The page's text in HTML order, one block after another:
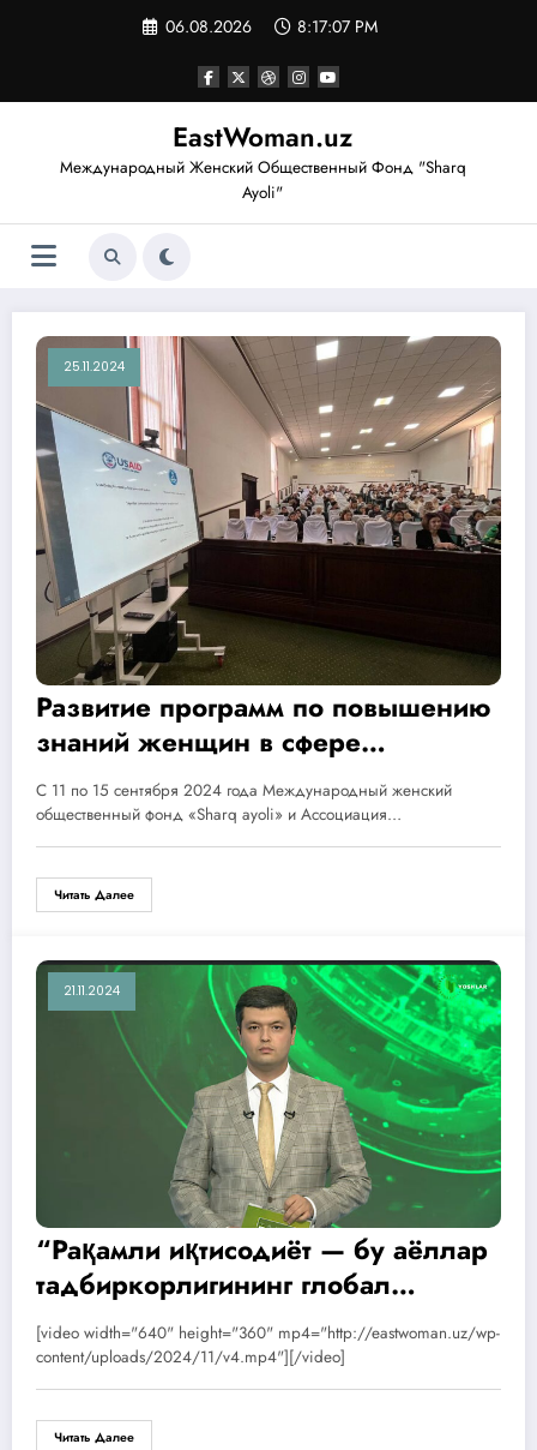
06.08.2026 8:17:08 PM
EastWoman.uz
Международный Женский Общественный Фонд "Sharq
Ayoli"
25.11.2024
Развитие программ по повышению
знаний женщин в сфере
электронной коммерции
Бухарской области
С 11 по 15 сентября 2024 года Международный женский
общественный фонд «Sharq ayoli» и Ассоциация…
Читать Далее
21.11.2024
“Рақамли иқтисодиёт — бу аёллар
тадбиркорлигининг глобал
интеграцияси учун кўприк”
мавзуида анжуман ўтказилди.
[video width="640" height="360" mp4="http://eastwoman.uz/wp-
content/uploads/2024/11/v4.mp4"][/video]
Читать Далее